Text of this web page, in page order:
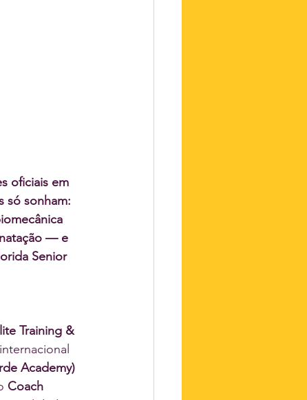
oficiais em
só sonham:
— e
Senior
Training &
Academy)
Coach